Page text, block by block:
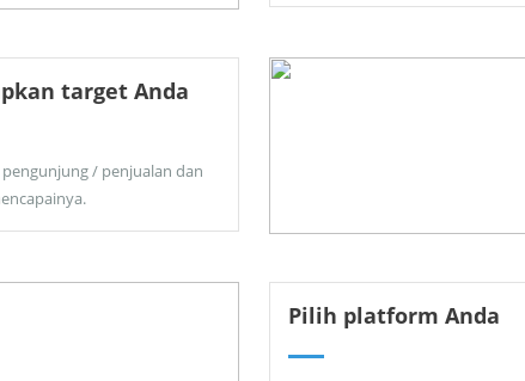
target Anda
/ penjualan dan
Pilih platform Anda